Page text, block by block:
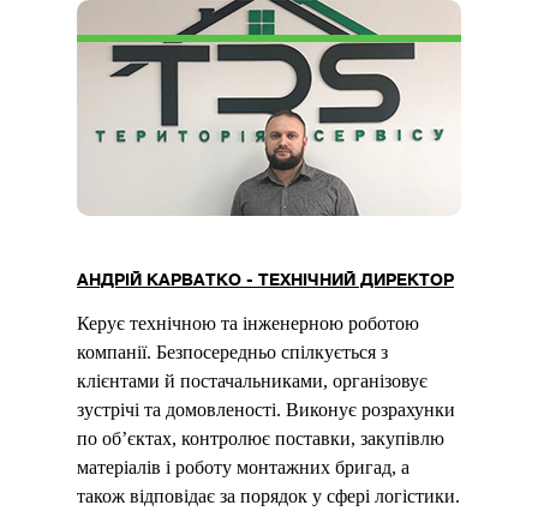
АНДРІЙ КАРВАТКО - ТЕХНІЧНИЙ ДИРЕКТОР
Керує технічною та інженерною роботою
компанії. Безпосередньо спілкується з
клієнтами й постачальниками, організовує
зустрічі та домовленості. Виконує розрахунки
по об’єктах, контролює поставки, закупівлю
матеріалів і роботу монтажних бригад, а
також відповідає за порядок у сфері логістики.